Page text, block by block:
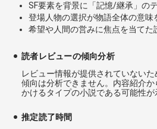
SF要素を背景に「記憶/継承」の
登場人物の選択が物語全体の意味
希望や人間の営みに焦点を当てた
読者レビューの傾向分析
レビュー情報が提供されていない
傾向は分析できません。内容紹介
かけるタイプの小説である可能性が
推定読了時間